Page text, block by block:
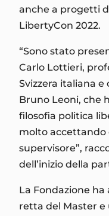
anche a progetti
LibertyCon 2022.
“Sono stato
Carlo Lottieri,
Svizzera italiana
Bruno Leoni, che
filosofia politica
molto accettando
supervisore”,
dell’inizio della
La Fondazione
retta del Master